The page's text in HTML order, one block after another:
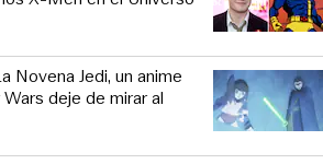
Novena Jedi, un anime
deje de mirar al